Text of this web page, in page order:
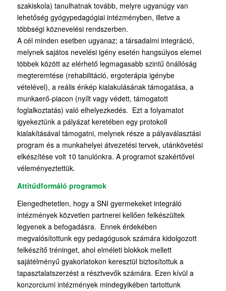
szakiskola) tanulhatnak tovább, melyre ugyanúgy van
lehetőség gyógypedagógiai intézményben, illetve a
többségi köznevelési rendszerben.
A cél minden esetben ugyanaz; a társadalmi integráció,
melynek sajátos nevelési igény esetén hangsúlyos elemei
többek között az elérhető legmagasabb szintű önállóság
megteremtése (rehabilitáció, ergoterápia igénybe
vételével), a reális énkép kialakulásának támogatása, a
munkaerő-piacon (nyílt vagy védett, támogatott
foglalkoztatás) való elhelyezkedés. Ezt a folyamatot
igyekeztünk a pályázat keretében egy protokoll
kialakításával támogatni, melynek része a pályaválasztási
program és a munkahelyei átvezetési tervek, utánkövetési
elkészítése volt 10 tanulónkra. A programot szakértővel
véleményeztettük.
Attitűdformáló programok
Elengedhetetlen, hogy a SNI gyermekeket integráló
intézmények közvetlen partnerei kellően felkészültek
legyenek a befogadásra. Ennek érdekében
megvalósítottunk egy pedagógusok számára kidolgozott
felkészítő tréninget, ahol elméleti blokkok mellett
sajátélményű gyakorlatokon keresztül biztosítottuk a
tapasztalatszerzést a résztvevők számára. Ezen kívül a
konzorciumi intézmények mindegyikében tartottunk